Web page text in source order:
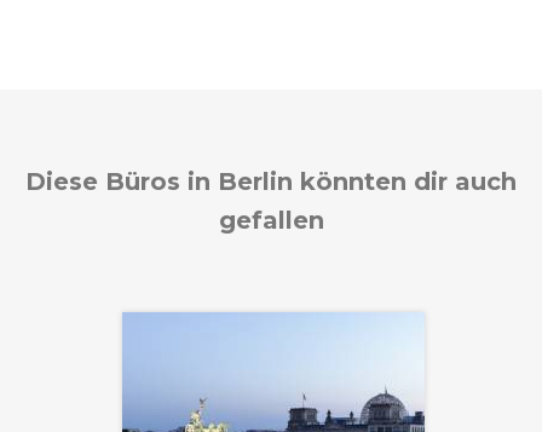
Diese Büros in Berlin könnten dir auch
gefallen